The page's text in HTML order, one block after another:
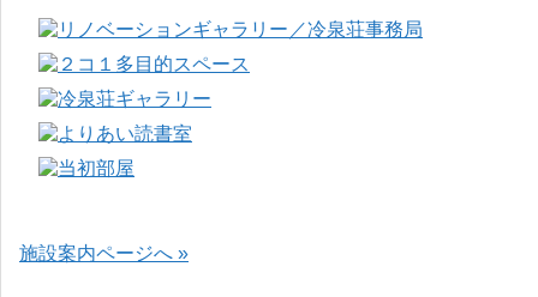
施設案内ページへ »